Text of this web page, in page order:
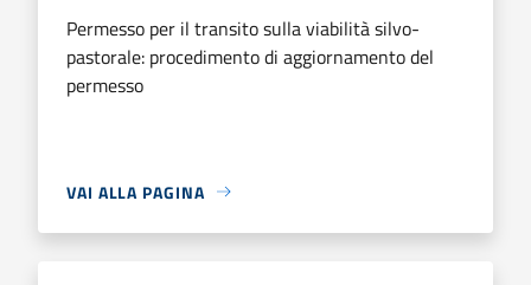
Permesso per il transito sulla viabilità silvo-
pastorale: procedimento di aggiornamento del
permesso
VAI ALLA PAGINA